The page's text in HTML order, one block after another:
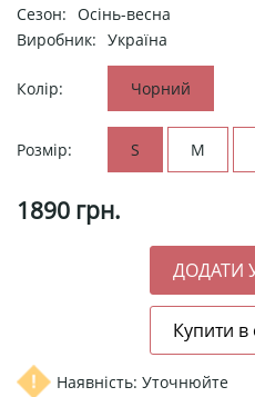
Сезон: Осінь-весна
Виробник: Україна
Колір: Чорний
Розмір: S M
1890 грн.
Наявність: Уточнюйте